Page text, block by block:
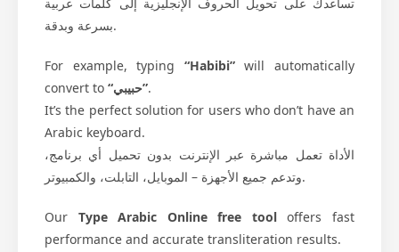
بسرعة وبدقة.
For example, typing “Habibi”will automatically
convert to
“حبيبي”.
It’s the perfect solution for users who don’t have an
Arabic keyboard.
الأداة تعمل مباشرة عبر الإنترنت بدون تحميل أي برنامج،
وتدعم جميع الأجهزة – الموبايل، التابلت، والكمبيوتر.
Our Type Arabic Online free tooloffers fast
performance and accurate transliteration results.